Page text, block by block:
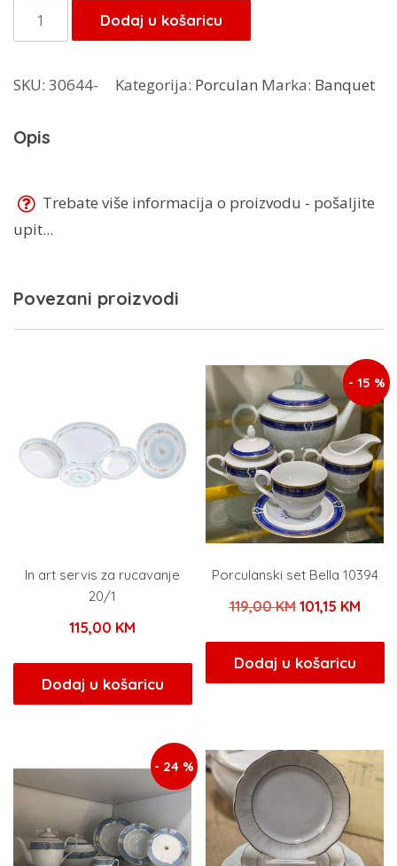
Banquet
zdjela
15
60321027
Dodaj u košaricu
SKU: 30644- Kategorija: Porculan Marka: Banquet
Opis
Trebate više informacija o proizvodu - pošaljite
upit...
Povezani proizvodi
In art servis za rucavanje
20/1
115,00 KM
Dodaj u košaricu
- 15 %
Porculanski set Bella 10394
119,00KM Izvorna
bila
je:
101,15 KM
Dodaj u košaricu
- 24 %